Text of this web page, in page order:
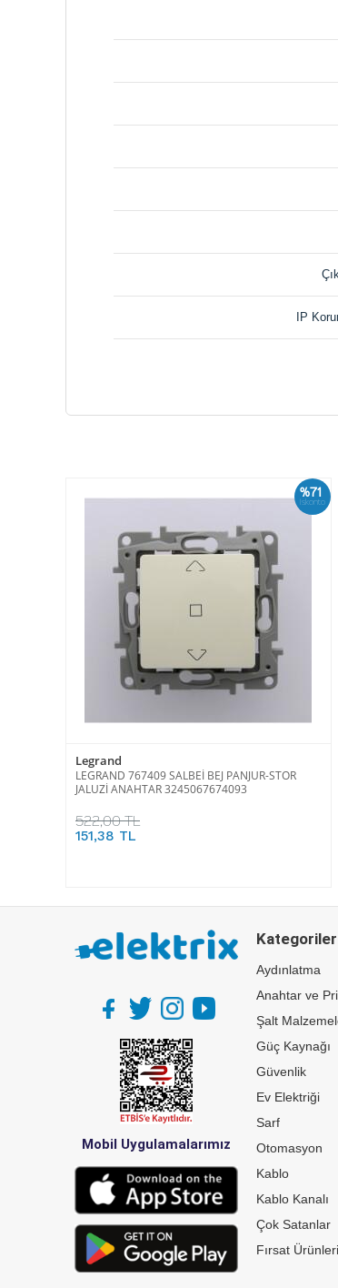
IP
%71
İskonto
Legrand
LEGRAND 767409 SALBEİ BEJ PANJUR-STOR
JALUZİ ANAHTAR 3245067674093
522,00 TL
151,38 TL
Mobil Uygulamalarımız
Kategoriler
Aydınlatma
Anahtar ve
Şalt
Güç Kaynağı
Güvenlik
Ev Elektriği
Sarf
Otomasyon
Kablo
Kablo Kanalı
Çok Satanlar
Fırsat Ürünleri